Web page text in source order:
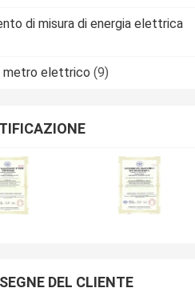
di misura di energia elettrica
metro elettrico (9)
DEL CLIENTE